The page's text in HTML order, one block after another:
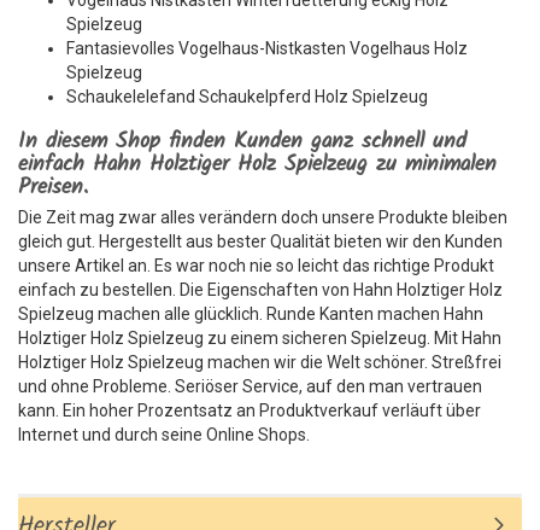
Spielzeug
Fantasievolles Vogelhaus-Nistkasten Vogelhaus Holz
Spielzeug
Schaukelelefand Schaukelpferd Holz Spielzeug
In diesem Shop finden Kunden ganz schnell und
einfach Hahn Holztiger Holz Spielzeug zu minimalen
Preisen.
Die Zeit mag zwar alles verändern doch unsere Produkte bleiben
gleich gut. Hergestellt aus bester Qualität bieten wir den Kunden
unsere Artikel an. Es war noch nie so leicht das richtige Produkt
einfach zu bestellen. Die Eigenschaften von Hahn Holztiger Holz
Spielzeug machen alle glücklich. Runde Kanten machen Hahn
Holztiger Holz Spielzeug zu einem sicheren Spielzeug. Mit Hahn
Holztiger Holz Spielzeug machen wir die Welt schöner. Streßfrei
und ohne Probleme. Seriöser Service, auf den man vertrauen
kann. Ein hoher Prozentsatz an Produktverkauf verläuft über
Internet und durch seine Online Shops.